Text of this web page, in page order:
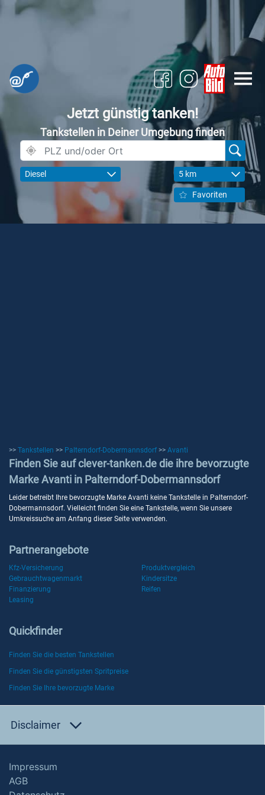
Jetzt günstig tanken!
Tankstellen in Deiner Umgebung finden
Diesel 5 km
Favoriten
>> Tankstellen >> Palterndorf-Dobermannsdorf >> Avanti
Finden Sie auf clever-tanken.de die ihre bevorzugte
Marke Avanti in Palterndorf-Dobermannsdorf
Leider betreibt Ihre bevorzugte Marke Avanti keine Tankstelle in Palterndorf-
Dobermannsdorf. Vielleicht finden Sie eine Tankstelle, wenn Sie unsere
Umkreissuche am Anfang dieser Seite verwenden.
Partnerangebote
Kfz-Versicherung
Produktvergleich
Gebrauchtwagenmarkt
Kindersitze
Finanzierung
Reifen
Leasing
Quickfinder
Finden Sie die besten Tankstellen
Finden Sie die günstigsten Spritpreise
Finden Sie Ihre bevorzugte Marke
Disclaimer
Impressum
AGB